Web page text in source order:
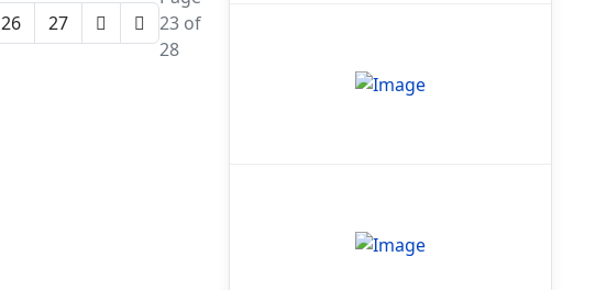
26 27
23 of
28